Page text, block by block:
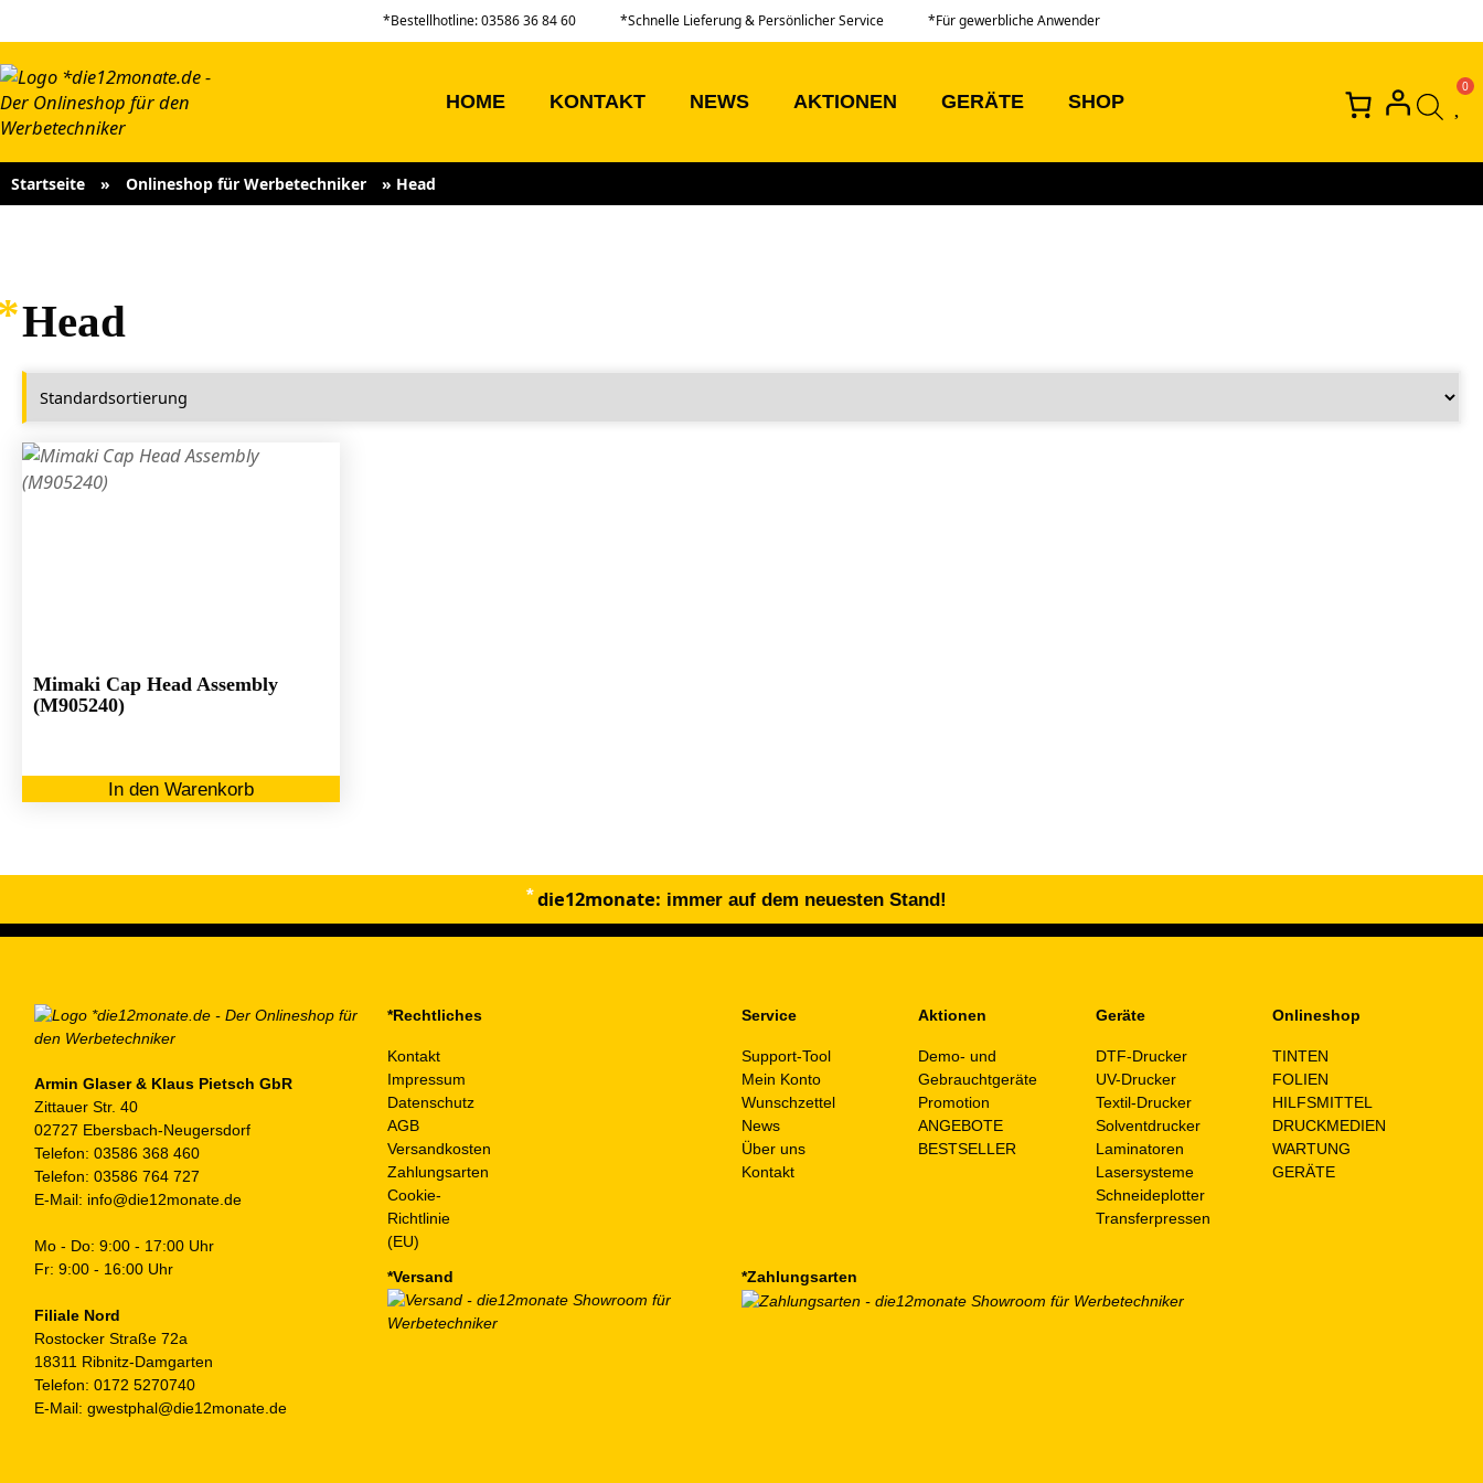
*Bestellhotline: 03586 36 84 60 *Schnelle Lieferung & Persönlicher Service *Für gewerbliche Anwender
HOME KONTAKT NEWS AKTIONEN GERÄTE SHOP
Startseite » Onlineshop für Werbetechniker » Head
Head
Mimaki Cap Head Assembly
(M905240)
In den Warenkorb
die12monate: immer auf dem neuesten Stand!
Armin Glaser & Klaus Pietsch GbR
Zittauer Str. 40
02727 Ebersbach-Neugersdorf
Telefon: 03586 368 460
Telefon: 03586 764 727
E-Mail: info@die12monate.de
Mo - Do: 9:00 - 17:00 Uhr
Fr: 9:00 - 16:00 Uhr
Filiale Nord
Rostocker Straße 72a
18311 Ribnitz-Damgarten
Telefon: 0172 5270740
E-Mail: gwestphal@die12monate.de
*Rechtliches
Kontakt
Impressum
Datenschutz
AGB
Versandkosten
Zahlungsarten
Cookie-
Richtlinie
(EU)
*Versand
Service
Support-Tool
Mein Konto
Wunschzettel
News
Über uns
Kontakt
Aktionen
Demo- und
Gebrauchtgeräte
Promotion
ANGEBOTE
BESTSELLER
Geräte
DTF-Drucker
UV-Drucker
Textil-Drucker
Solventdrucker
Laminatoren
Lasersysteme
Schneideplotter
Transferpressen
Onlineshop
TINTEN
FOLIEN
HILFSMITTEL
DRUCKMEDIEN
WARTUNG
GERÄTE
*Zahlungsarten